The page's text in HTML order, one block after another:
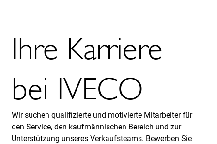
Ihre Karriere
bei IVECO
Wir suchen qualifizierte und motivierte Mitarbeiter für
den Service, den kaufmännischen Bereich und zur
Unterstützung unseres Verkaufsteams. Bewerben Sie